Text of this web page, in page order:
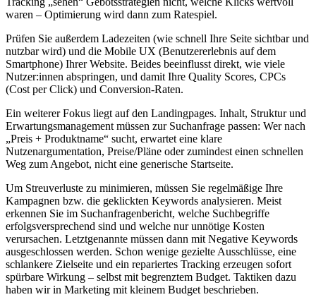
waren – Optimierung wird dann zum Ratespiel.
Prüfen Sie außerdem Ladezeiten (wie schnell Ihre Seite sichtbar und
nutzbar wird) und die Mobile UX (Benutzererlebnis auf dem
Smartphone) Ihrer Website. Beides beeinflusst direkt, wie viele
Nutzer:innen abspringen, und damit Ihre Quality Scores, CPCs
(Cost per Click) und Conversion-Raten.
Ein weiterer Fokus liegt auf den Landingpages. Inhalt, Struktur und
Erwartungsmanagement müssen zur Suchanfrage passen: Wer nach
„Preis + Produktname“ sucht, erwartet eine klare
Nutzenargumentation, Preise/Pläne oder zumindest einen schnellen
Weg zum Angebot, nicht eine generische Startseite.
Um Streuverluste zu minimieren, müssen Sie regelmäßige Ihre
Kampagnen bzw. die geklickten Keywords analysieren. Meist
erkennen Sie im Suchanfragenbericht, welche Suchbegriffe
erfolgsversprechend sind und welche nur unnötige Kosten
verursachen. Letztgenannte müssen dann mit Negative Keywords
ausgeschlossen werden. Schon wenige gezielte Ausschlüsse, eine
schlankere Zielseite und ein repariertes Tracking erzeugen sofort
spürbare Wirkung – selbst mit begrenztem Budget. Taktiken dazu
haben wir in Marketing mit kleinem Budget beschrieben.